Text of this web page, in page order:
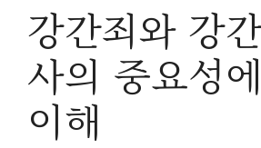
강간죄와 강
사의 중요성
이해